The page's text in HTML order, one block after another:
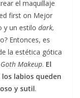
el maquillaje
first on Mejor
y un estilo dark,
Entonces, es
la estética gótica
Makeup. El
labios queden
y sutil.